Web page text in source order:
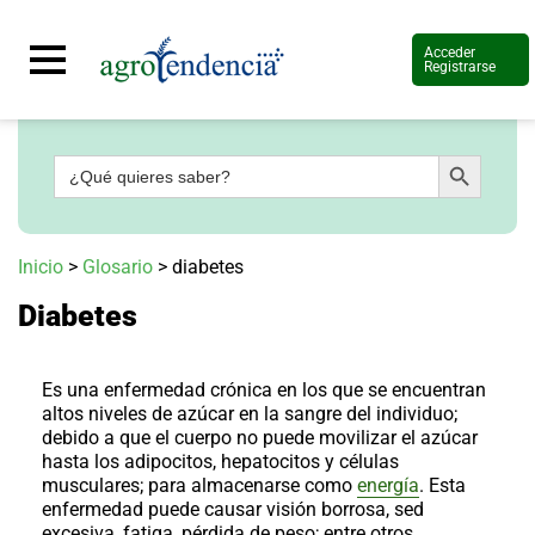
Acceder
Registrarse
Señal
en
más
Agrotendencia
Planes
Glosario
Agroshow
Regístrate
suscríbete
Contáctenos
Buscar: Botón de búsqueda
Inicio > Glosario > diabetes
Diabetes
Es una enfermedad crónica en los que se encuentran
altos niveles de azúcar en la sangre del individuo;
debido a que el cuerpo no puede movilizar el azúcar
hasta los adipocitos, hepatocitos y células
musculares; para almacenarse como energía. Esta
enfermedad puede causar visión borrosa, sed